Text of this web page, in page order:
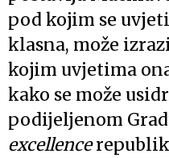
pod kojim se
klasna, može
kojim uvjetima
kako se može
podijeljenom
excellence